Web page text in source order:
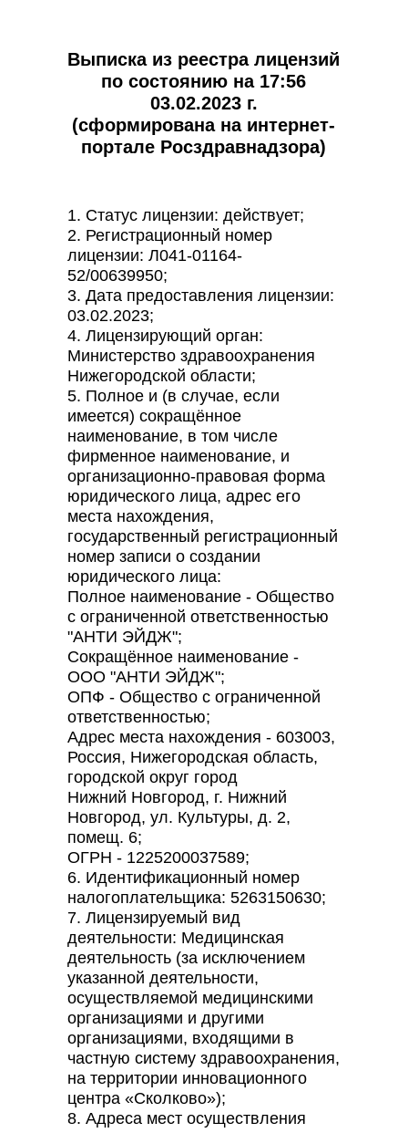
Выписка из реестра лицензий
по состоянию на 17:56
03.02.2023 г.
(сформирована на интернет-
портале Росздравнадзора)
1. Статус лицензии: действует;
2. Регистрационный номер
лицензии: Л041-01164-
52/00639950;
3. Дата предоставления лицензии:
03.02.2023;
4. Лицензирующий орган:
Министерство здравоохранения
Нижегородской области;
5. Полное и (в случае, если
имеется) сокращённое
наименование, в том числе
фирменное наименование, и
организационно-правовая форма
юридического лица, адрес его
места нахождения,
государственный регистрационный
номер записи о создании
юридического лица:
Полное наименование - Общество
с ограниченной ответственностью
"АНТИ ЭЙДЖ";
Сокращённое наименование -
ООО "АНТИ ЭЙДЖ";
ОПФ - Общество с ограниченной
ответственностью;
Адрес места нахождения - 603003,
Россия, Нижегородская область,
городской округ город
Нижний Новгород, г. Нижний
Новгород, ул. Культуры, д. 2,
помещ. 6;
ОГРН - 1225200037589;
6. Идентификационный номер
налогоплательщика: 5263150630;
7. Лицензируемый вид
деятельности: Медицинская
деятельность (за исключением
указанной деятельности,
осуществляемой медицинскими
организациями и другими
организациями, входящими в
частную систему здравоохранения,
на территории инновационного
центра «Сколково»);
8. Адреса мест осуществления